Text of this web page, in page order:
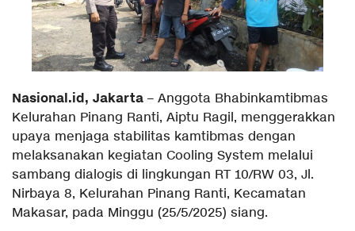
Nasional.id, Jakarta – Anggota Bhabinkamtibmas
Kelurahan Pinang Ranti, Aiptu Ragil, menggerakkan
upaya menjaga stabilitas kamtibmas dengan
melaksanakan kegiatan Cooling System melalui
sambang dialogis di lingkungan RT 10/RW 03, Jl.
Nirbaya 8, Kelurahan Pinang Ranti, Kecamatan
Makasar, pada Minggu (25/5/2025) siang.